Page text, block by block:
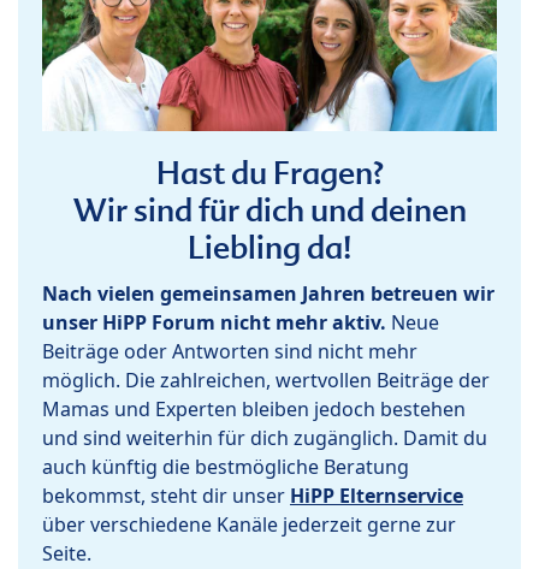
Hast du Fragen?
Wir sind für dich und deinen
Liebling da!
Nach vielen gemeinsamen Jahren betreuen wir
unser HiPP Forum nicht mehr aktiv. Neue
Beiträge oder Antworten sind nicht mehr
möglich. Die zahlreichen, wertvollen Beiträge der
Mamas und Experten bleiben jedoch bestehen
und sind weiterhin für dich zugänglich. Damit du
auch künftig die bestmögliche Beratung
bekommst, steht dir unser HiPP Elternservice
über verschiedene Kanäle jederzeit gerne zur
Seite.